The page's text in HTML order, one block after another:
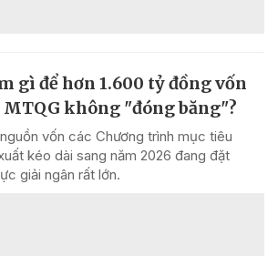
gì để hơn 1.600 tỷ đồng vốn
không "đóng băng"?
vốn các Chương trình mục tiêu
kéo dài sang năm 2026 đang đặt
giải ngân rất lớn.